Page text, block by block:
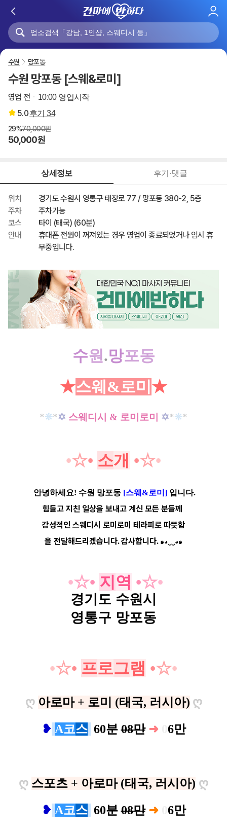
로
수원 망포동
수원 망포동 [스웨&로미]
영업 전 10:00 영업시작
5.0후기34
29%70,000원
50,000원
상세정보 후기·댓글
위치
경기도 수원시 영통구 태장로 77 / 망포동 380-2, 5층
주차
주차가능
코스
타이 (태국) (60분)
안내
휴대폰 전원이 꺼져있는 경우 영업이 종료되었거나 임시 휴
무중입니다.
수원 .망포동
★스웨&로미 ★
*❊*✡ 스웨디시 & 로미로미 ✡*❊*
•☆• 소개 •☆•
안녕하세요! 수원 망포동 [스웨&로미] 입니다.
힘들고 지친 일상을 보내고 계신 모든 분들께
감성적인 스웨디시 로미로미 테라피로 따뜻함
을 전달해드리겠습니다. 감사합니다. ๑◕‿‿◕๑
•☆• 지역 •☆•
경기도 수원시
영통구 망포동
•☆• 프로그램 •☆•
ღ 아로마 + 로미 (태국, 러시아) ღ
❥ A코스 60분08만 ➜ 6만
ღ 스포츠 + 아로마 (태국, 러시아) ღ
❥ A코스 60분08만 ➜ 6만